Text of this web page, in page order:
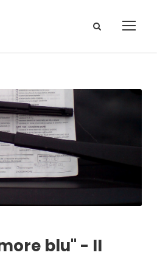
blu" - II